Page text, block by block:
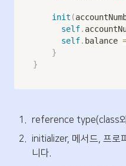
init (
self.
self. balance
}
}
1 . reference type(class
2. initializer, 메서드, 프로
니다.